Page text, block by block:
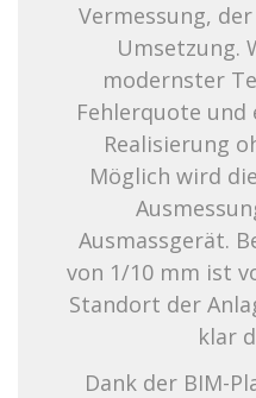
Vermessung,
Umsetzung.
modernster
Fehlerquote
Realisierung
Möglich wird
Ausmassgerät.
von 1/10 mm ist
Standort der
klar
Dank der BIM-